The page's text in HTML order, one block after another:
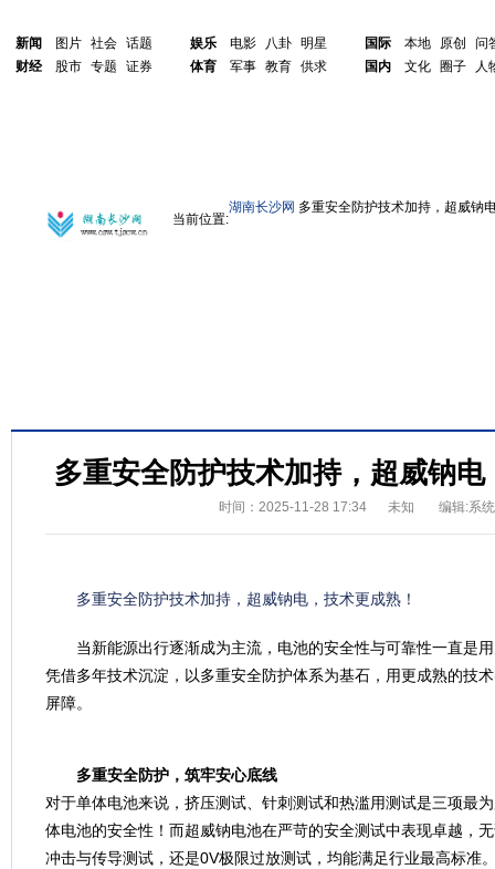
新闻 图片 社会 话题
财经
股市 专题 证券
娱乐 电影 八卦 明星
体育
军事 教育 供求
国际 本地 原创
问
国内
文化 圈子 人
当前位置:
湖南长沙网 多重安全防护技术加持，超威钠
多重安全防护技术加持，超威钠
时间：2025-11-28 17:34 未知 编辑:系
多重安全防护技术加持，超威钠电，技术更成熟！
当新能源出行逐渐成为主流，电池的安全性与可靠性一直是
凭借多年技术沉淀，以多重安全防护体系为基石，用更成熟的技
屏障。
多重安全防护，筑牢安心底线
对于单体电池来说，挤压测试、针刺测试和热滥用测试是三项最
体电池的安全性！而超威钠电池在严苛的安全测试中表现卓越，
冲击与传导测试，还是0V极限过放测试，均能满足行业最高标准